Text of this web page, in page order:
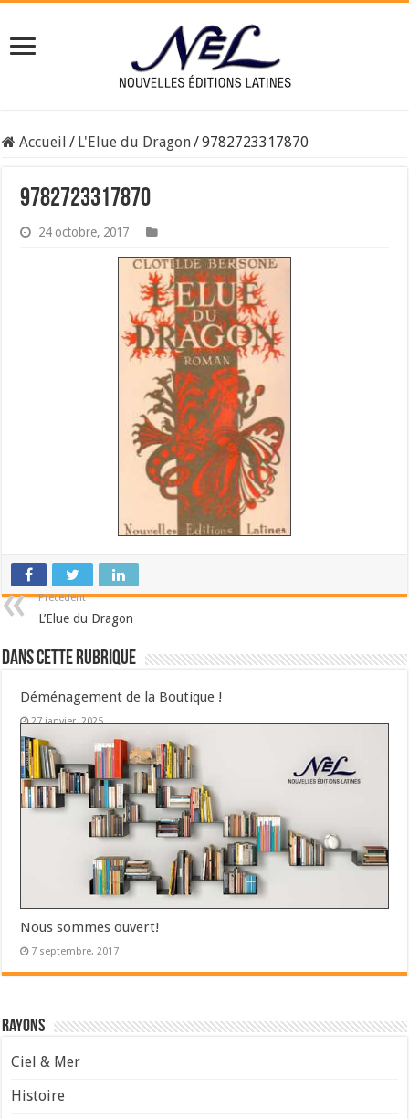
Accueil / L'Elue du Dragon/9782723317870
9782723317870
24 octobre, 2017
Précédent
L’Elue du Dragon
Dans cette Rubrique
Déménagement de la Boutique !
27 janvier, 2025
Nous sommes ouvert!
7 septembre, 2017
Rayons
Ciel & Mer
Histoire